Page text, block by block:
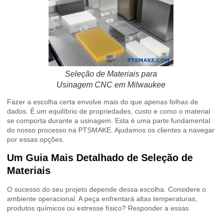
Seleção de Materiais para
Usinagem CNC em Milwaukee
Fazer a escolha certa envolve mais do que apenas folhas de
dados. É um equilíbrio de propriedades, custo e como o material
se comporta durante a usinagem. Esta é uma parte fundamental
do nosso processo na PTSMAKE. Ajudamos os clientes a navegar
por essas opções.
Um Guia Mais Detalhado de Seleção de
Materiais
O sucesso do seu projeto depende dessa escolha. Considere o
ambiente operacional. A peça enfrentará altas temperaturas,
produtos químicos ou estresse físico? Responder a essas